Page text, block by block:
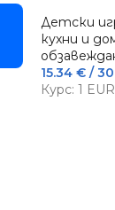
Детски
кухни и
15.34 € /
Курс: 1